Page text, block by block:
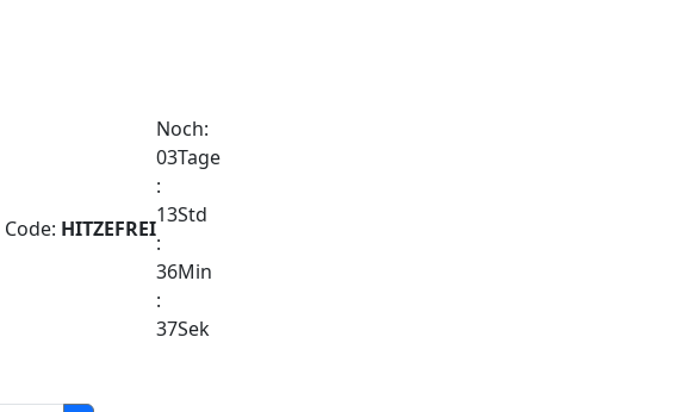
Code: HITZEFREI
Noch:
03Tage
:
13Std
:
36Min
:
36Sek